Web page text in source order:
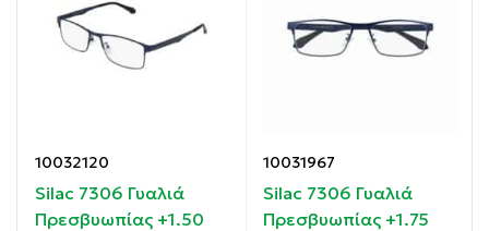
Οδηγίες χρήσης:
Συστατικά:
Πολυανθρακικό
10032120
Silac 7306 Γυαλιά
Πρεσβυωπίας +1.50
10031967
Silac 7306 Γυαλιά
Πρεσβυωπίας +1.75